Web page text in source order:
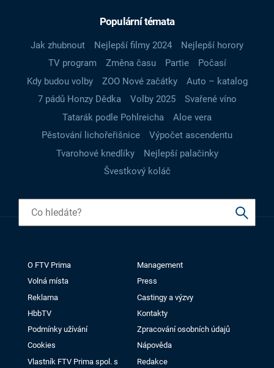
Populární témata
Jak zhubnout Nejlepší filmy 2024
Nejlepší horory
TV program
Změna času Partie
Počasí
Kdy budou volby
ZOO Nové začátky
Auto – katalog
7 pádů Honzy Dědka
Volby 2025
Svařené víno
Tatarák podle Pohlreicha
Aloe vera
Pěstování lichořeřišnice
Výpočet ascendentu
Tvarohové knedlíky
Nejlepší palačinky
Švestkový koláč
O FTV Prima
Management
Volná místa
Press
Reklama
Castingy a výzvy
HbbTV
Kontakty
Podmínky užívání
Zpracování osobních údajů
Cookies
Nápověda
Vlastník FTV Prima spol. s
Redakce